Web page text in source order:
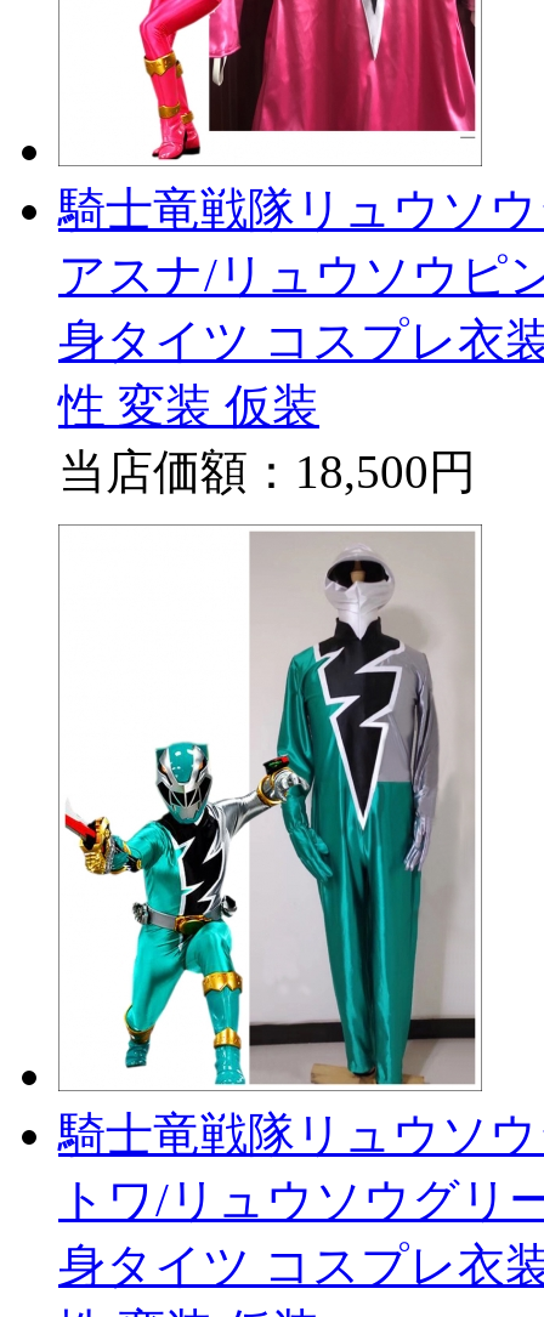
騎士竜戦隊リュウソ
アスナ/リュウソウピ
身タイツ コスプレ衣
性 変装 仮装
当店価額： 18,500円
騎士竜戦隊リュウソ
トワ/リュウソウグリ
身タイツ コスプレ衣